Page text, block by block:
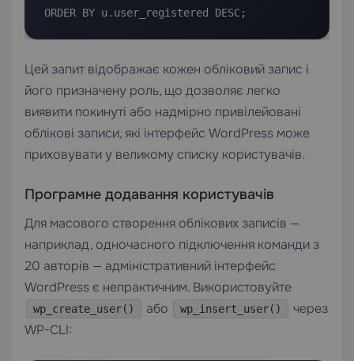
ORDER BY u.user_registered DESC;
Цей запит відображає кожен обліковий запис і
його призначену роль, що дозволяє легко
виявити покинуті або надмірно привілейовані
облікові записи, які інтерфейс WordPress може
приховувати у великому списку користувачів.
Програмне додавання користувачів
Для масового створення облікових записів —
наприклад, одночасного підключення команди з
20 авторів — адміністративний інтерфейс
WordPress є непрактичним. Використовуйте
wp_create_user() або wp_insert_user()
через
WP-CLI: